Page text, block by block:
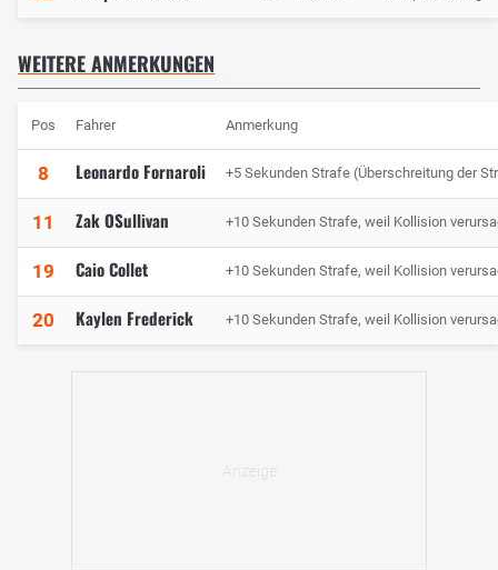
WEITERE ANMERKUNGEN
Pos Fahrer Anmerkung
8 Leonardo Fornaroli +5 Sekunden Strafe (Überschreitung der
11 Zak OSullivan +10 Sekunden Strafe, weil Kollision
19 Caio Collet +10 Sekunden Strafe, weil Kollision
20 Kaylen Frederick +10 Sekunden Strafe, weil Kollision